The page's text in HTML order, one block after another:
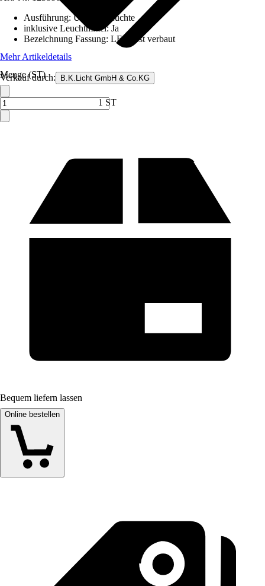
Verkauf durch: B.K.Licht GmbH & Co.KG
Ausführung:Unterbauleuchte
inklusive Leuchtmittel:Ja
Bezeichnung Fassung: LED fest verbaut
Mehr Artikeldetails
Menge (ST)
1 ST
Bequem liefern lassen
Online bestellen